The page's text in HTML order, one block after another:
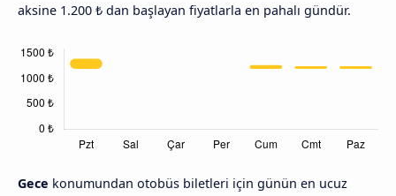
aksine 1.200 ₺ dan başlayan fiyatlarla en pahalı gündür.
Gece konumundan otobüs biletleri için günün en ucuz